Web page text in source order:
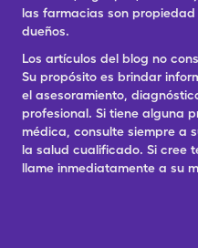
las farmacias son
dueños.
Los artículos del blog no
Su propósito es brindar
el asesoramiento,
profesional. Si tiene alguna
médica, consulte siempre a
la salud cualificado. Si cree
llame inmediatamente a su